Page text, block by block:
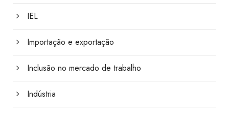
IEL
Importação e exportação
Inclusão no mercado de trabalho
Indústria